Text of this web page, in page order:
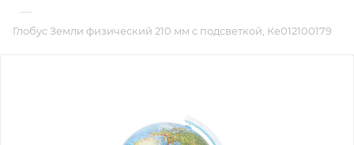
—
Глобус Земли физический 210 мм с подсветкой, Ке012100179